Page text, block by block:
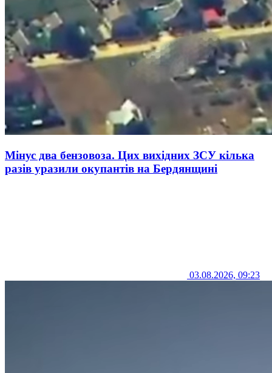
Мінус два бензовоза. Цих вихідних ЗСУ кілька
разів уразили окупантів на Бердянщині
03.08.2026, 09:23